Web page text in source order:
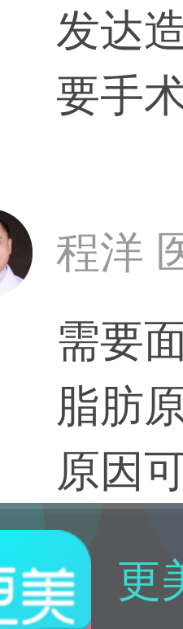
发达
要手
程洋
需要
脂肪
原因
注射
更